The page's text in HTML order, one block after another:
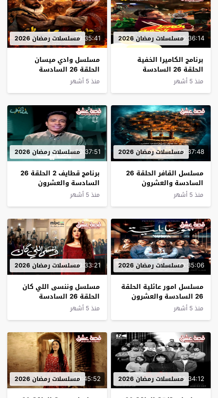
00:36:14مسلسلات رمضان 2026
برنامج الكاميرا الخفية
الحلقة 26 السادسة
والعشرون
منذ 5 أشهر
00:35:41مسلسلات رمضان 2026
مسلسل وادي ميسان
الحلقة 26 السادسة
والعشرون
منذ 5 أشهر
00:37:48مسلسلات رمضان 2026
مسلسل القافر الحلقة 26
السادسة والعشرون
منذ 5 أشهر
00:37:51مسلسلات رمضان 2026
ﺑﺮﻧﺎﻣﺞ قطايف 2 الحلقة 26
السادسة والعشرون
منذ 5 أشهر
00:35:06مسلسلات رمضان 2026
مسلسل امور عائلية الحلقة
26 السادسة والعشرون
منذ 5 أشهر
00:33:21مسلسلات رمضان 2026
مسلسل وننسى اللي كان
الحلقة 26 السادسة
والعشرون
منذ 5 أشهر
00:34:12مسلسلات رمضان 2026 00:45:52مسلسلات رمضان 2026